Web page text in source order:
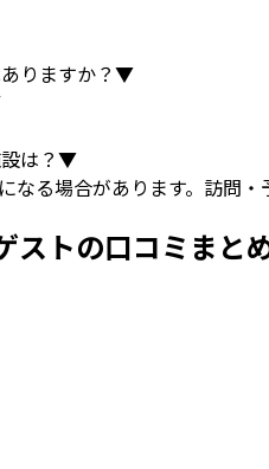
りますか？▼
は？▼
なる場合があります。訪問・
ストの口コミまと